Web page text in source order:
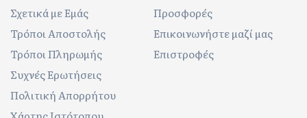
Σχετικά με Εμάς
Τρόποι Αποστολής
Τρόποι Πληρωμής
Συχνές Ερωτήσεις
Πολιτική Απορρήτου
Προσφορές
Επικοινωνήστε μαζί μας
Επιστροφές